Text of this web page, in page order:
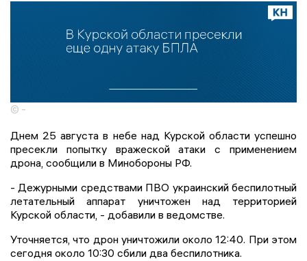
© -
Днем 25 августа в небе над Курской области успешно
пресекли попытку вражеской атаки с применением
дрона, сообщили в Минобороны РФ.
- Дежурными средствами ПВО украинский беспилотный
летательный аппарат уничтожен над территорией
Курской области, - добавили в ведомстве.
Уточняется, что дрон уничтожили около 12:40. При этом
сегодня около 10:30 сбили два беспилотника.